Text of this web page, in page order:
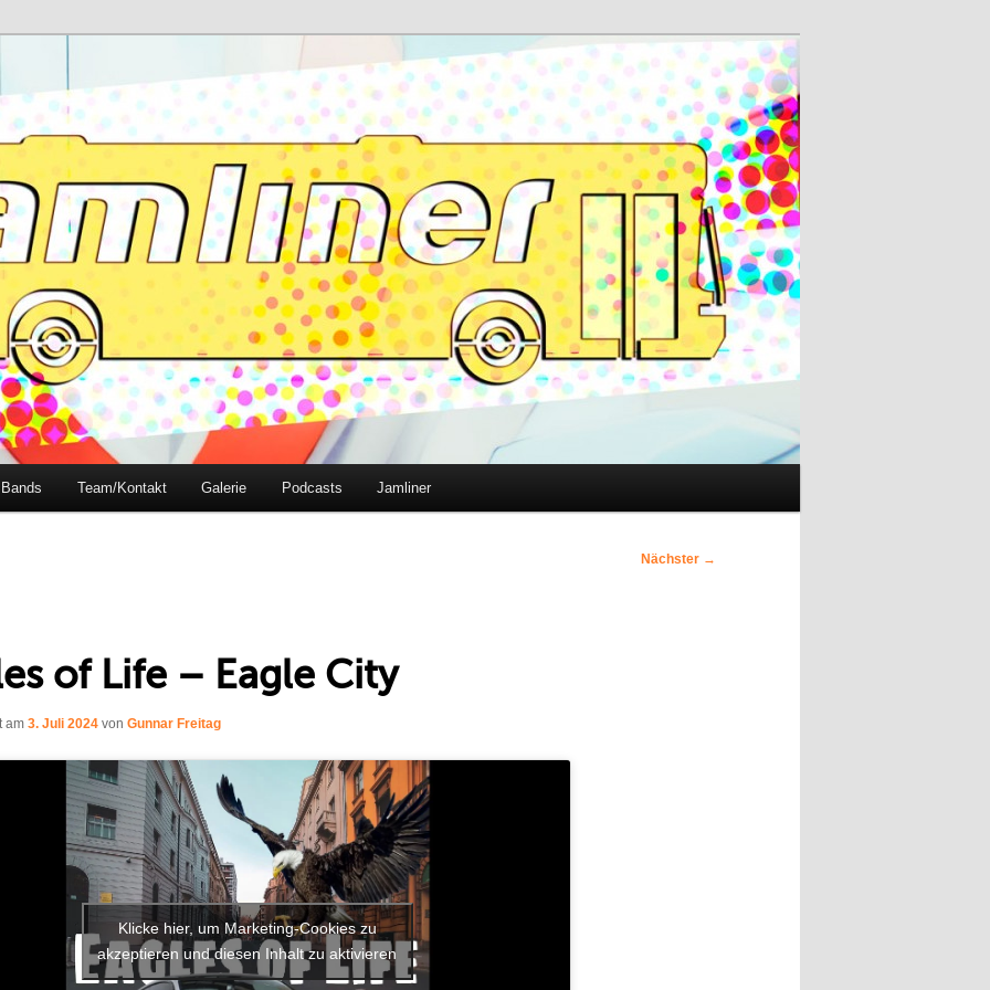
Bands Team/Kontakt Galerie Podcasts Jamliner
Nächster →
of Life – Eagle City
am 3. Juli 2024 von Gunnar Freitag
Klicke hier, um Marketing-Cookies zu
akzeptieren und diesen Inhalt zu aktivieren